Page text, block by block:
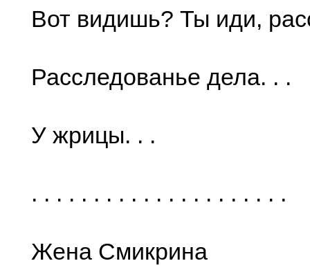
Вот видишь? Ты иди,
Расследованье дела. . .
У жрицы. . .
. . . . . . . . . . . . . . . . . . . . .
Жена Смикрина